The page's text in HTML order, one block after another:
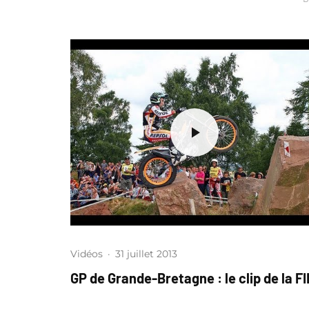
Vidéos · 31 juillet 2013
GP de Grande-Bretagne : le clip de la